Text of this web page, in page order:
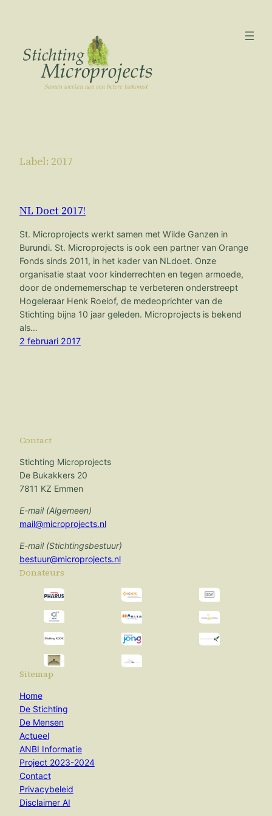
inhoud
Label: 2017
NL Doet 2017!
St. Microprojects werkt samen met Wilde Ganzen in
Burundi. St. Microprojects is ook een partner van Orange
Fonds sinds 2011, in het kader van NLdoet. Onze
organisatie staat voor kinderrechten en tegen armoede,
door de ondernemerschap te verbeteren onderstreept
Hogeleraar Henk Roelof, de medeoprichter van de
Stichting bijna 10 jaar geleden. Microprojects is bekend
als…
2 februari 2017
Contact
Stichting Microprojects
De Bukakkers 20
7811 KZ Emmen
E-mail (Algemeen)
mail@microprojects.nl
E-mail (Stichtingsbestuur)
bestuur@microprojects.nl
Donateurs
Sitemap
Home
De Stichting
De Mensen
Actueel
ANBI Informatie
Project 2023-2024
Contact
Privacybeleid
Disclaimer AI